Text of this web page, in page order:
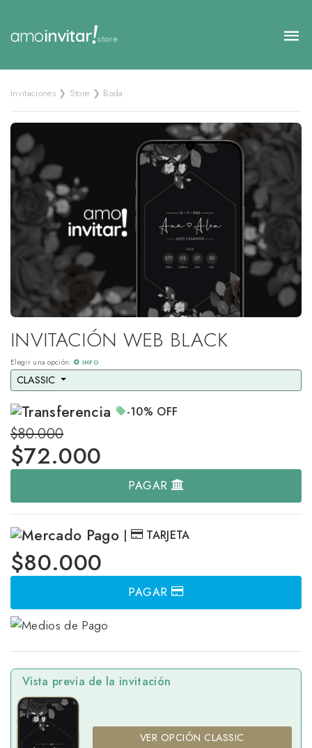
amoinvitar!store
Invitaciones ❯ Store ❯ Boda
INVITACIÓN WEB BLACK
Elegir una opción: INFO
CLASSIC
-10% OFF
$80.000
$72.000
PAGAR
| TARJETA
$80.000
PAGAR
Vista previa de la invitación
VER OPCIÓN CLASSIC